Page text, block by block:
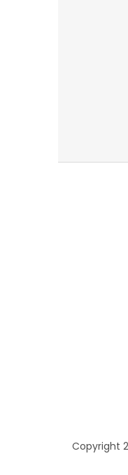
Copyright